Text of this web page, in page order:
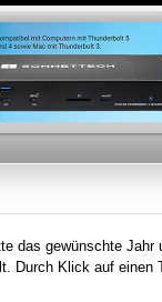
Direkt
zum
Inhalt
das gewünschte
Durch Klick auf